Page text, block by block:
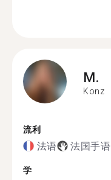
M.
Konz
流利
法语 法国手语
学